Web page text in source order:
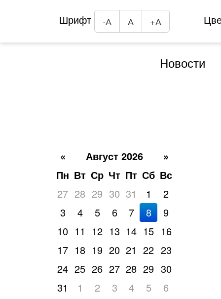
Шрифт -А А +А
Новости
« Август 2026
»
Пн Вт Ср Чт Пт Сб Вс
27 28 29 30 31 1
2
3
4 5 6 7 8
9
10 11 12 13 14 15 16
17 18 19 20 21 22 23
24 25 26 27 28 29 30
31
1 2 3 4 5
6